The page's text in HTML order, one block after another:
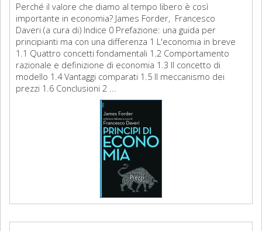
Perché il valore che diamo al tempo libero è così
importante in economia? James Forder, Francesco
Daveri (a cura di) Indice 0 Prefazione: una guida per
principianti ma con una differenza 1 L'economia in breve
1.1 Quattro concetti fondamentali 1.2 Comportamento
razionale e definizione di economia 1.3 Il concetto di
modello 1.4 Vantaggi comparati 1.5 Il meccanismo dei
prezzi 1.6 Conclusioni 2 ...